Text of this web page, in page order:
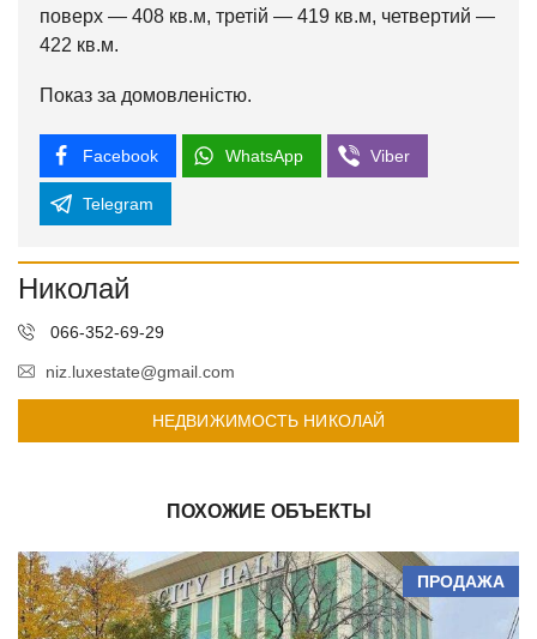
поверх — 408 кв.м, третій — 419 кв.м, четвертий —
422 кв.м.
Показ за домовленістю.
Facebook WhatsApp Viber
Telegram
Николай
066-352-69-29
niz.luxestate@gmail.com
НЕДВИЖИМОСТЬ НИКОЛАЙ
ПОХОЖИЕ ОБЪЕКТЫ
ПРОДАЖА